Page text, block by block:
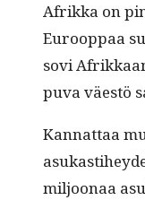
Afrik­ka on
Euroop­paa
sovi
pu­va väestö
Kan­nat­taa
miljoon­aa